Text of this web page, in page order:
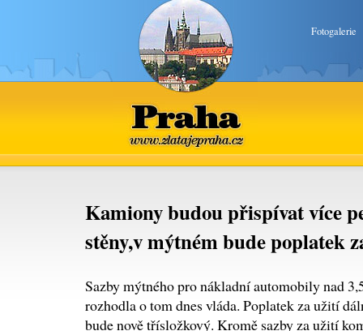
Fotogalerie
Praha
www.zlatajepraha.cz
Kamiony budou přispívat více
stěny,v mýtném bude poplatek
Sazby mýtného pro nákladní automobily nad
rozhodla o tom dnes vláda. Poplatek za užití
bude nově třísložkový. Kromě sazby za užití